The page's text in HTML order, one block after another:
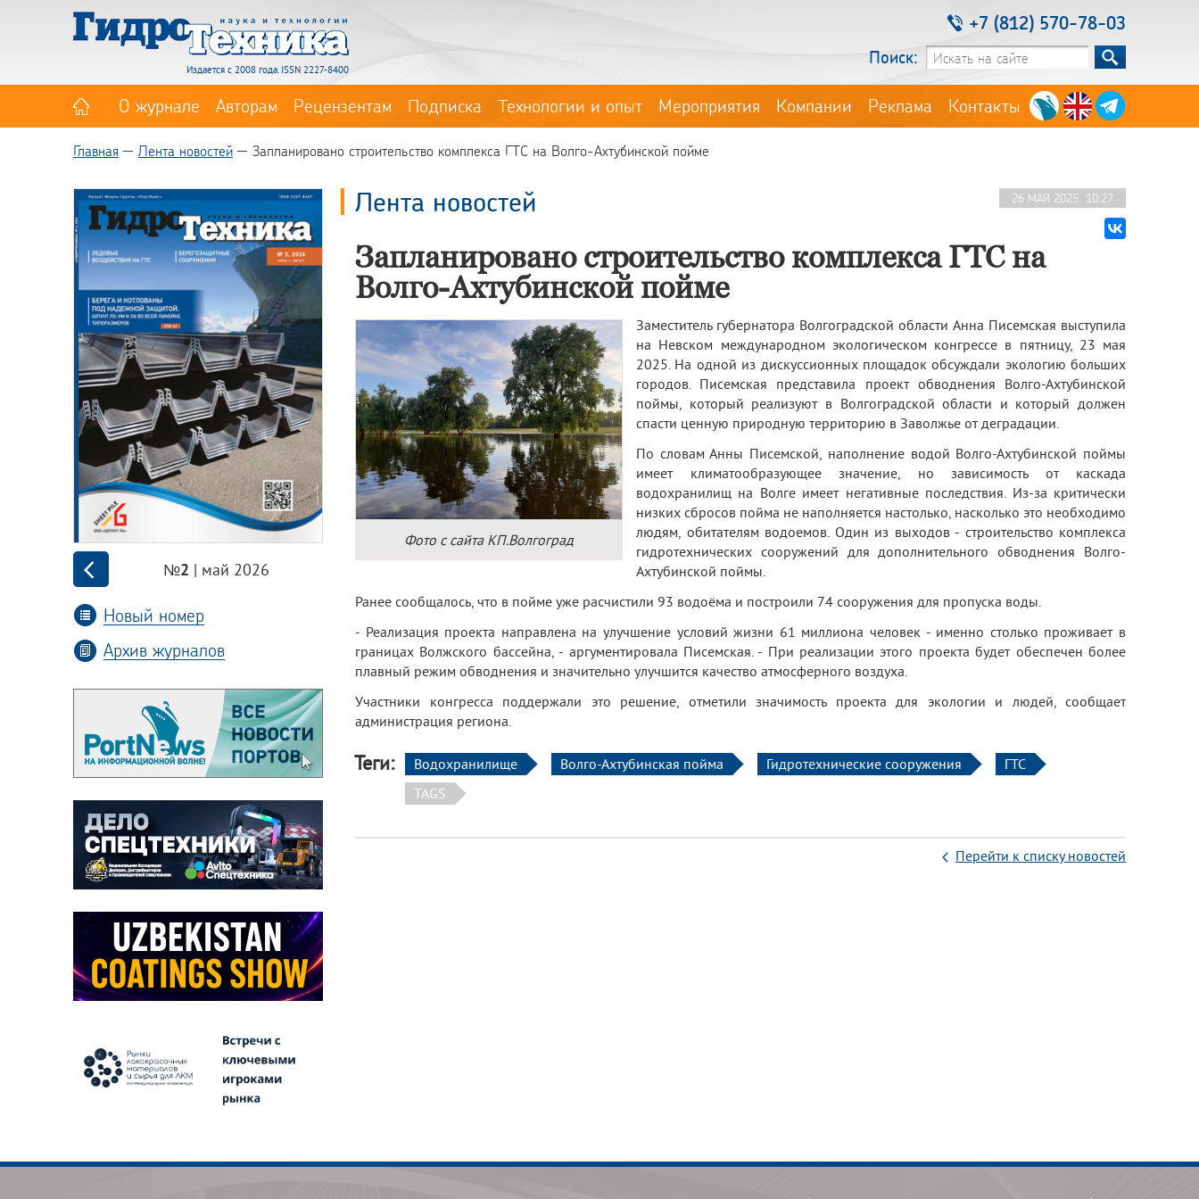
Издается с 2008 года. ISSN 2227-8400
+7 (812) 570-78-03
Поиск:
О журнале Авторам Рецензентам Подписка Технологии и опыт Мероприятия Компании Реклама Контакты
Главная Лента новостей Запланировано строительство комплекса ГТС на Волго-Ахтубинской пойме
№2 | май 2026
Новый номер
Архив журналов
26 МАЯ 2025 10:27
Лента новостей
Запланировано строительство комплекса ГТС на
Волго-Ахтубинской пойме
Фото с сайта КП.Волгоград
Заместитель губернатора Волгоградской области Анна Писемская выступила
на Невском международном экологическом конгрессе в пятницу, 23 мая
2025. На одной из дискуссионных площадок обсуждали экологию больших
городов. Писемская представила проект обводнения Волго-Ахтубинской
поймы, который реализуют в Волгоградской области и который должен
спасти ценную природную территорию в Заволжье от деградации.
По словам Анны Писемской, наполнение водой Волго-Ахтубинской поймы
имеет климатообразующее значение, но зависимость от каскада
водохранилищ на Волге имеет негативные последствия. Из-за критически
низких сбросов пойма не наполняется настолько, насколько это необходимо
людям, обитателям водоемов. Один из выходов - строительство комплекса
гидротехнических сооружений для дополнительного обводнения Волго-
Ахтубинской поймы.
Ранее сообщалось, что в пойме уже расчистили 93 водоёма и построили 74 сооружения для пропуска воды.
- Реализация проекта направлена на улучшение условий жизни 61 миллиона человек - именно столько проживает в
границах Волжского бассейна, - аргументировала Писемская. - При реализации этого проекта будет обеспечен более
плавный режим обводнения и значительно улучшится качество атмосферного воздуха.
Участники конгресса поддержали это решение, отметили значимость проекта для экологии и людей, сообщает
администрация региона.
Теги: Водохранилище Волго-Ахтубинская пойма Гидротехнические сооружения
ГТС
TAGS
Перейти к списку новостей